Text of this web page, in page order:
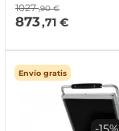
1027 ,90 €
873,71 €
Envío gratis